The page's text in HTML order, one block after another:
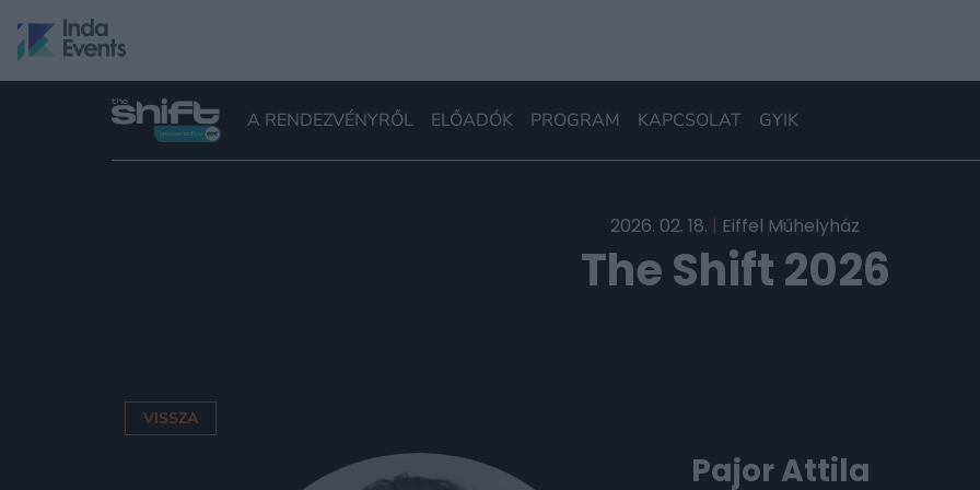
A RENDEZVÉNYRŐL ELŐADÓK PROGRAM KAPCSOLAT GYIK
2026. 02. 18. | Eiffel Műhelyház
The Shift 2026
VISSZA
Pajor Attila